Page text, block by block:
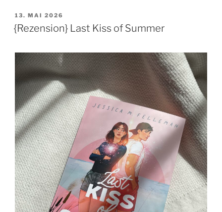
VERÖFFENTLICHT
AM
13. MAI 2026
{Rezension} Last Kiss of Summer